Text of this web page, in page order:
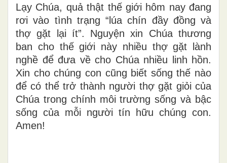
Lạy Chúa, quả thật thế giới hôm nay đang
rơi vào tình trạng “lúa chín đầy đồng và
thợ gặt lại ít”. Nguyện xin Chúa thương
ban cho thế giới này nhiều thợ gặt lành
nghề để đưa về cho Chúa nhiều linh hồn.
Xin cho chúng con cũng biết sống thế nào
để có thể trở thành người thợ gặt giỏi của
Chúa trong chính môi trường sống và bậc
sống của mỗi người tín hữu chúng con.
Amen!